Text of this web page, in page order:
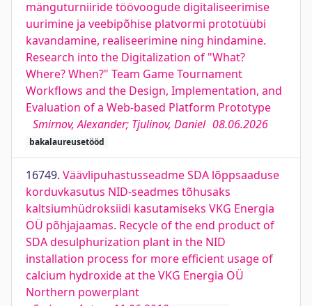
mänguturniiride töövoogude digitaliseerimise
uurimine ja veebipõhise platvormi prototüübi
kavandamine, realiseerimine ning hindamine.
Research into the Digitalization of "What?
Where? When?" Team Game Tournament
Workflows and the Design, Implementation, and
Evaluation of a Web-based Platform Prototype
Smirnov, Alexander; Tjulinov, Daniel 08.06.2026
bakalaureusetööd
16749. Väävlipuhastusseadme SDA lõppsaaduse
korduvkasutus NID-seadmes tõhusaks
kaltsiumhüdroksiidi kasutamiseks VKG Energia
OÜ põhjajaamas. Recycle of the end product of
SDA desulphurization plant in the NID
installation process for more efficient usage of
calcium hydroxide at the VKG Energia OÜ
Northern powerplant